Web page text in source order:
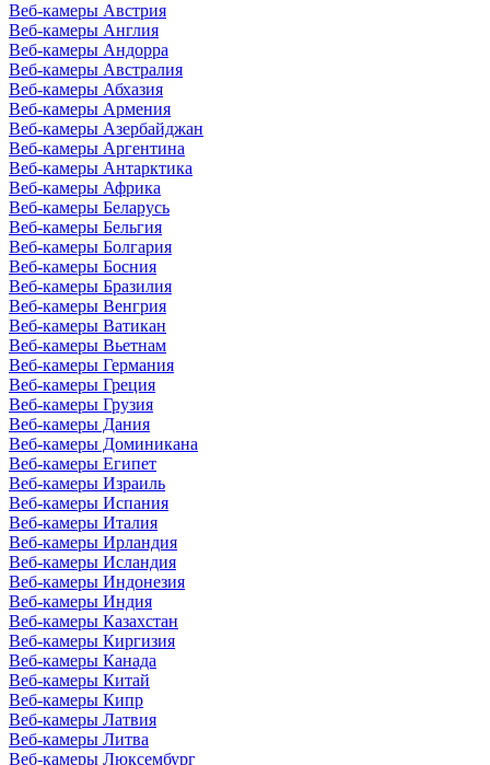
Веб-камеры Австрия
Веб-камеры Англия
Веб-камеры Андорра
Веб-камеры Австралия
Веб-камеры Абхазия
Веб-камеры Армения
Веб-камеры Азербайджан
Веб-камеры Аргентина
Веб-камеры Антарктика
Веб-камеры Африка
Веб-камеры Беларусь
Веб-камеры Бельгия
Веб-камеры Болгария
Веб-камеры Босния
Веб-камеры Бразилия
Веб-камеры Венгрия
Веб-камеры Ватикан
Веб-камеры Вьетнам
Веб-камеры Германия
Веб-камеры Греция
Веб-камеры Грузия
Веб-камеры Дания
Веб-камеры Доминикана
Веб-камеры Египет
Веб-камеры Израиль
Веб-камеры Испания
Веб-камеры Италия
Веб-камеры Ирландия
Веб-камеры Исландия
Веб-камеры Индонезия
Веб-камеры Индия
Веб-камеры Казахстан
Веб-камеры Киргизия
Веб-камеры Канада
Веб-камеры Китай
Веб-камеры Кипр
Веб-камеры Латвия
Веб-камеры Литва
Веб-камеры Люксембург